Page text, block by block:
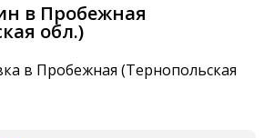
в Пробежная
обл.)
в Пробежная (Тернопольская